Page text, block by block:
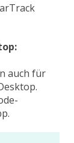
auch für